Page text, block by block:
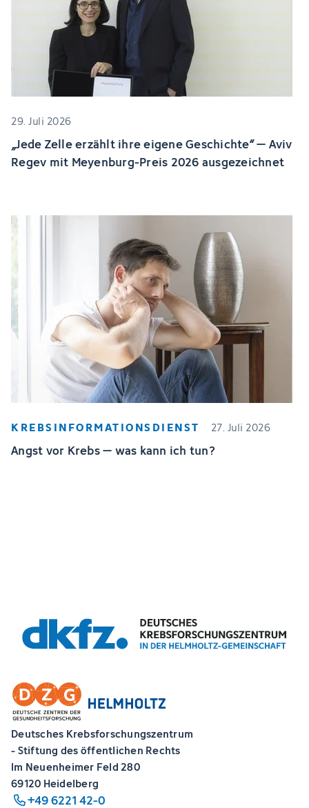
29. Juli 2026
„Jede Zelle erzählt ihre eigene Geschichte“ – Aviv
Regev mit Meyenburg-Preis 2026 ausgezeichnet
KREBSINFORMATIONSDIENST 27. Juli 2026
Angst vor Krebs – was kann ich tun?
Deutsches Krebsforschungszentrum
- Stiftung des öffentlichen Rechts
Im Neuenheimer Feld 280
69120 Heidelberg
+49 6221 42-0